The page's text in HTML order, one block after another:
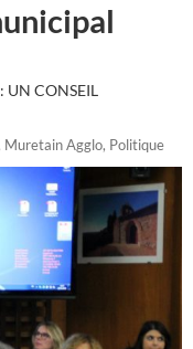
UN CONSEIL
Muretain Agglo, Politique